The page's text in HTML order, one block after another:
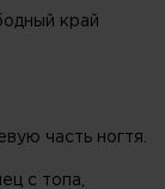
край
часть ногтя.
с топа,